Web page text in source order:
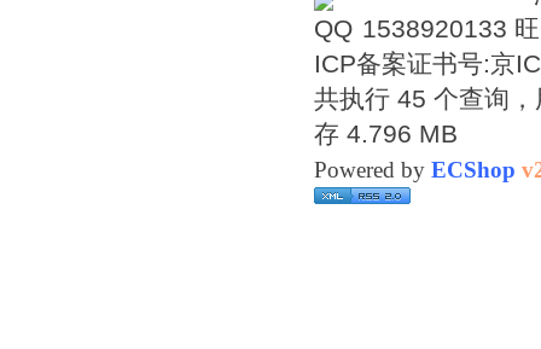
1538920133
ICP备案证书号:京
共执行 45 个查询
存 4.796 MB
Powered by ECShop